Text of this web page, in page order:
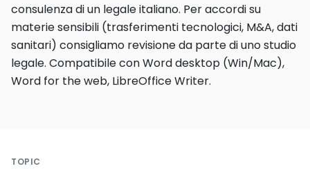
consulenza di un legale italiano. Per accordi su
materie sensibili (trasferimenti tecnologici, M&A, dati
sanitari) consigliamo revisione da parte di uno studio
legale. Compatibile con Word desktop (Win/Mac),
Word for the web, LibreOffice Writer.
TOPIC